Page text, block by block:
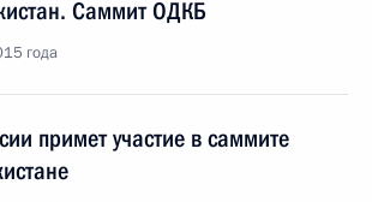
Саммит ОДКБ
года
примет участие в саммите